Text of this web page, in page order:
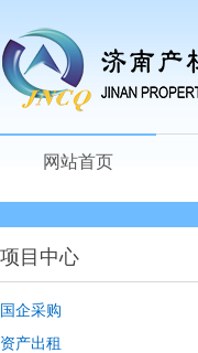
网站首页
项目中心
国企采购
资产出租